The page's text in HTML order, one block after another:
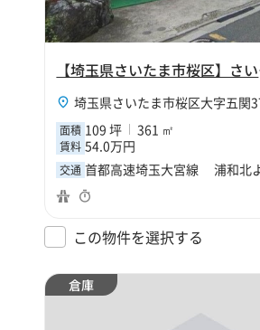
【
埼玉県さいたま市桜区大字五関
面積 109 坪 361 ㎡
賃料 54.0万円
交通 首都高速埼玉大宮線 浦和北
この物件を選択する
倉庫